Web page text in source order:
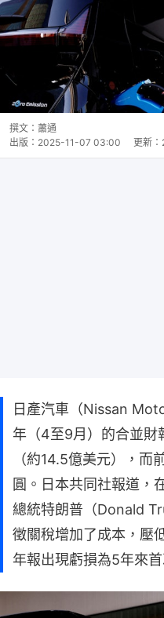
撰文： 蕭通
出版： 2025-11-07 03:00 更新：
日產汽車（Nissan
年（4至9月）的合並財
（約14.5億美元），而
圓。日本共同社報道，
總統特朗普（Donald
徵關稅增加了成本，壓
年報出現虧損為5年來首